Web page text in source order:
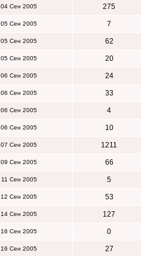
04 Сен 2005 275
05 Сен 2005 7
05 Сен 2005 62
05 Сен 2005 20
06 Сен 2005 24
06 Сен 2005 33
06 Сен 2005 4
06 Сен 2005 10
07 Сен 2005 1211
09 Сен 2005 66
11 Сен 2005 5
12 Сен 2005 53
14 Сен 2005 127
16 Сен 2005 0
16 Сен 2005 27